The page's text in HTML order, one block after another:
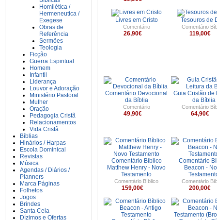
Homilética /
Hermeneutica /
Exegese
Obras de
Referência
Sermões
Teologia
Ficção
Guerra Espiritual
Homem
Infantil
Liderança
Louvor e Adoração
Ministério Pastoral
Mulher
Oração
Pedagogia Cristã
Relacionamentos
Vida Cristã
Bíblias
Hinários / Harpas
Escola Dominical
Revistas
Música
Agendas / Diários /
Planners
Marca Páginas
Folhetos
Jogos
Brindes
Santa Ceia
Dízimos e Ofertas
Livres em Cristo
Comentário
26,90€
Tesouros de
Comentário
119,00€
Comentário Devocional
da Bíblia
Comentário
49,90€
Guia Cristão de
da Bíblia
Comentário
64,90€
Comentário Bíblico
Matthew Henry - Novo
Testamento
Comentário Bíblico
159,00€
Comentário
Beacon -
Comentário
200,00€